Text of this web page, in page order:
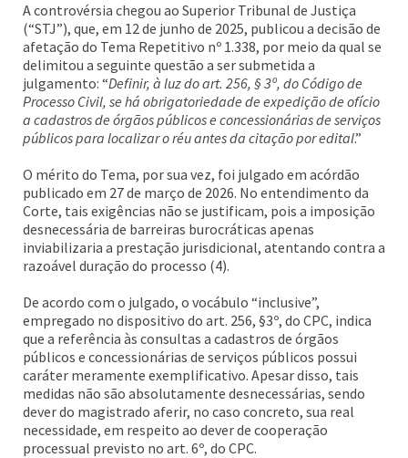
A controvérsia chegou ao Superior Tribunal de Justiça
(“STJ”), que, em 12 de junho de 2025, publicou a decisão de
afetação do Tema Repetitivo nº 1.338, por meio da qual se
delimitou a seguinte questão a ser submetida a
julgamento: “Definir, à luz do art. 256, § 3º, do Código de
Processo Civil, se há obrigatoriedade de expedição de ofício
a cadastros de órgãos públicos e concessionárias de serviços
públicos para localizar o réu antes da citação por edital.”
O mérito do Tema, por sua vez, foi julgado em acórdão
publicado em 27 de março de 2026. No entendimento da
Corte, tais exigências não se justificam, pois a imposição
desnecessária de barreiras burocráticas apenas
inviabilizaria a prestação jurisdicional, atentando contra a
razoável duração do processo (4).
De acordo com o julgado, o vocábulo “inclusive”,
empregado no dispositivo do art. 256, §3º, do CPC, indica
que a referência às consultas a cadastros de órgãos
públicos e concessionárias de serviços públicos possui
caráter meramente exemplificativo. Apesar disso, tais
medidas não são absolutamente desnecessárias, sendo
dever do magistrado aferir, no caso concreto, sua real
necessidade, em respeito ao dever de cooperação
processual previsto no art. 6º, do CPC.